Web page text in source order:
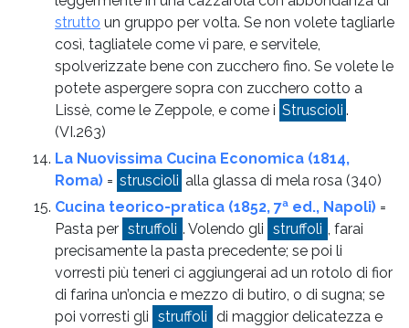
strutto un gruppo per volta. Se non volete tagliarle
così, tagliatele come vi pare, e servitele,
spolverizzate bene con zucchero fino. Se volete le
potete aspergere sopra con zucchero cotto a
Lissè, come le Zeppole, e come i Struscioli .
(VI.263)
La Nuovissima Cucina Economica (1814,
Roma) = struscioli alla glassa di mela rosa (340)
Cucina teorico-pratica (1852, 7ª ed., Napoli) =
Pasta per struffoli . Volendo gli struffoli , farai
precisamente la pasta precedente; se poi li
vorresti più teneri ci aggiungerai ad un rotolo di fior
di farina un’oncia e mezzo di butiro, o di sugna; se
poi vorresti gli struffoli di maggior delicatezza e